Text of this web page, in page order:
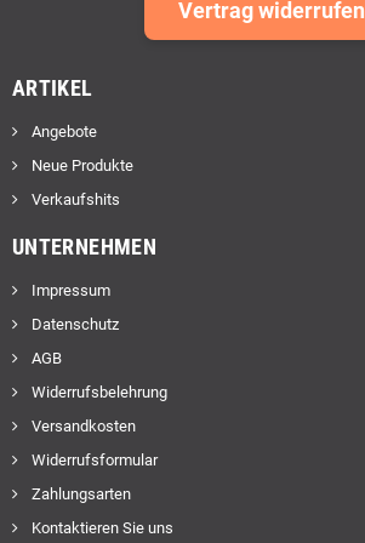
Vertrag widerrufen
ARTIKEL
Angebote
Neue Produkte
Verkaufshits
UNTERNEHMEN
Impressum
Datenschutz
AGB
Widerrufsbelehrung
Versandkosten
Widerrufsformular
Zahlungsarten
Kontaktieren Sie uns